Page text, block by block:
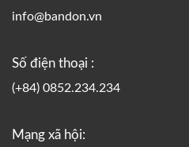
info@bandon.vn
Số điện thoại :
(+84) 0852.234.234
Mạng xã hội: